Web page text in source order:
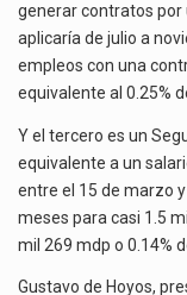
generar contratos por
aplicaría de julio a
empleos con una
equivalente al 0.25%
Y el tercero es un
equivalente a un
entre el 15 de marzo
meses para casi 1.5
mil 269 mdp o 0.14%
Gustavo de Hoyos,